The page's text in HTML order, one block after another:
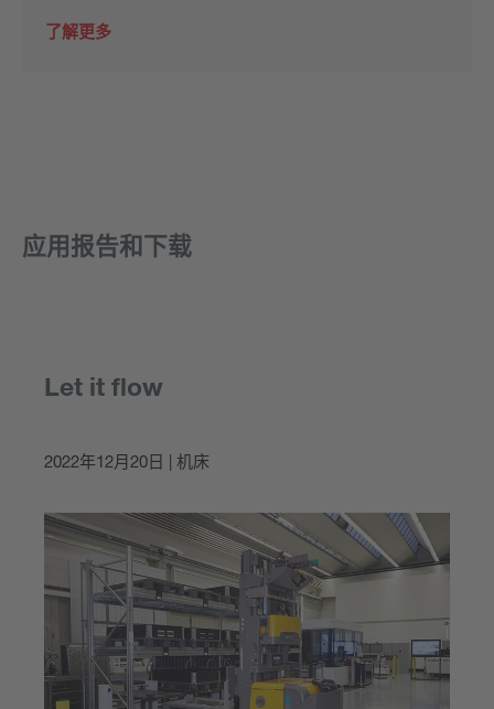
了解更多
应用报告和下载
Let it flow
2022年12月20日 | 机床